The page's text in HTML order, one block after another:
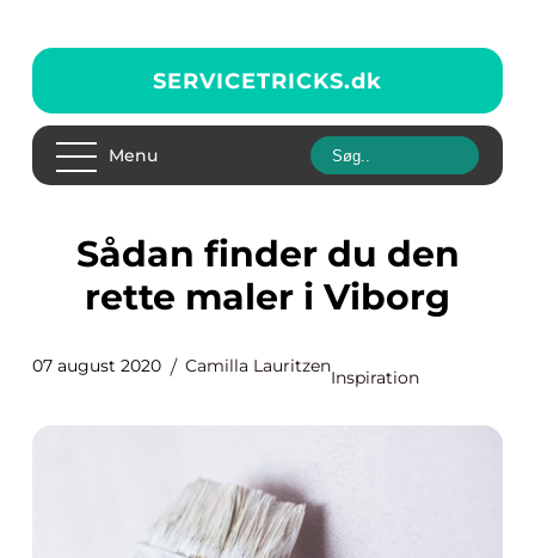
SERVICETRICKS.dk
Menu
Sådan finder du den
rette maler i Viborg
07 august 2020 Camilla Lauritzen
Inspiration